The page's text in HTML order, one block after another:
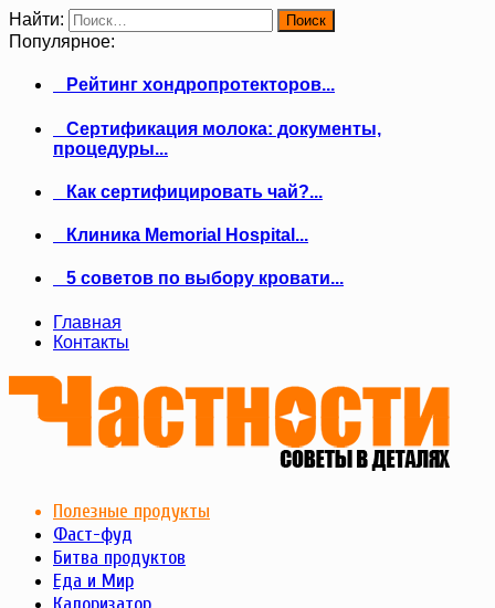
Найти:
Популярное:
Рейтинг хондропротекторов...
Сертификация молока: документы,
процедуры...
Как сертифицировать чай?...
Клиника Memorial Hospital...
5 советов по выбору кровати...
Главная
Контакты
Полезные продукты
Фаст-фуд
Битва продуктов
Еда и Мир